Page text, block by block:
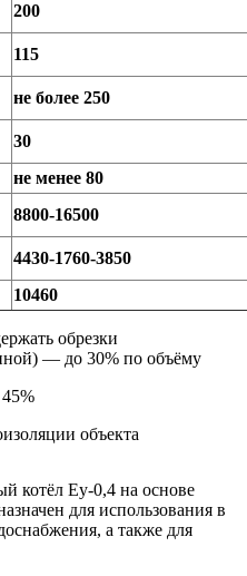
200
115
не более 250
30
не менее 80
8800-16500
4430-1760-3850
10460
обрезки
— до 30% по объёму
объекта
котёл Еу-0,4 на основе
для использования в
а также для